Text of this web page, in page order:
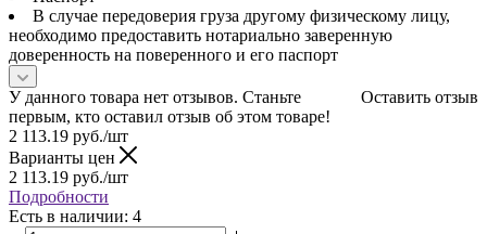
В случае передоверия груза другому физическому лицу,
необходимо предоставить нотариально заверенную
доверенность на поверенного и его паспорт
Оставить отзыв
У данного товара нет отзывов. Станьте
первым, кто оставил отзыв об этом товаре!
2 113.19 руб./шт
Варианты цен
2 113.19 руб./шт
Подробности
Есть в наличии: 4